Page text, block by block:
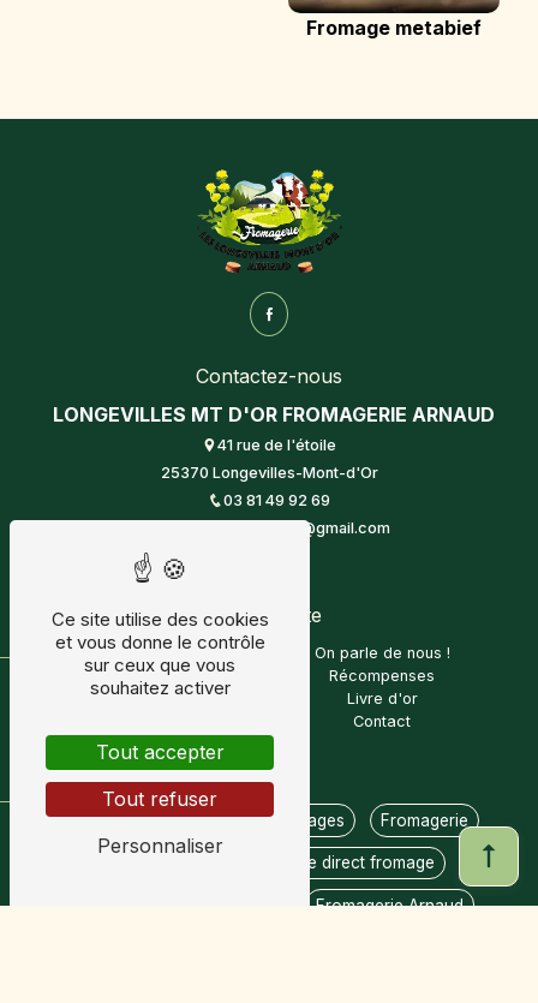
Fromage metabief
Contactez-nous
LONGEVILLES MT D'OR FROMAGERIE ARNAUD
41 rue de l'étoile
25370 Longevilles-Mont-d'Or
03 81 49 92 69
from.montdorexpe@gmail.com
Plan du site
Accueil
Fromagerie
Boutique en ligne
On parle de nous !
Récompenses
Livre d'or
Contact
Nos prestations
Mont d'or Comté Fromages Fromagerie
Vente direct fromage
Fromagerie Arnaud